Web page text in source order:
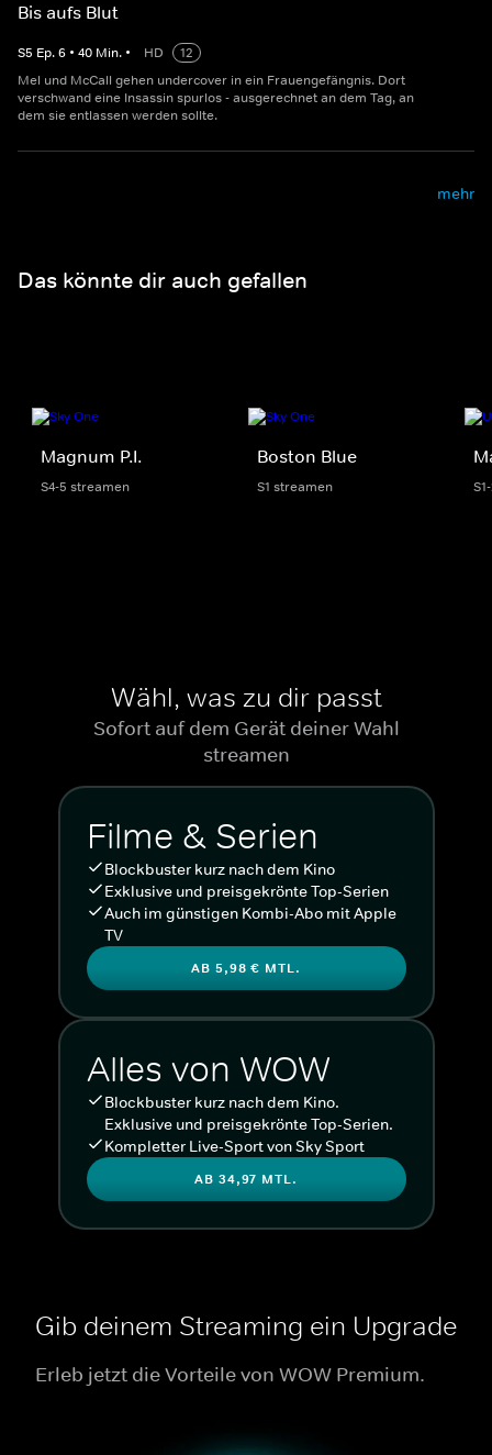
Bis aufs Blut
S5 Ep.6 • 40 Min. • HD
12
Mel und McCall gehen undercover in ein Frauengefängnis. Dort
verschwand eine Insassin spurlos - ausgerechnet an dem Tag, an
dem sie entlassen werden sollte.
mehr
Das könnte dir auch gefallen
Magnum P.I.
S4-5 streamen
Boston Blue
S1 streamen
Wähl, was zu dir passt
Sofort auf dem Gerät deiner Wahl
streamen
Filme & Serien
Blockbuster kurz nach dem Kino
Exklusive und preisgekrönte Top-Serien
Auch im günstigen Kombi-Abo mit Apple
TV
AB 5,98 € MTL.
Alles von WOW
Blockbuster kurz nach dem Kino.
Exklusive und preisgekrönte Top-Serien.
Kompletter Live-Sport von Sky Sport
AB 34,97 MTL.
Gib deinem Streaming ein Upgrade
Erleb jetzt die Vorteile von WOW Premium.